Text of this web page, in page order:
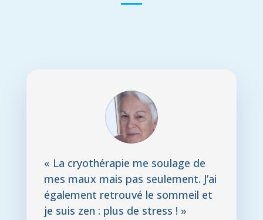
« La cryothérapie me soulage de
mes maux mais pas seulement. J’ai
également retrouvé le sommeil et
je suis zen : plus de stress ! »